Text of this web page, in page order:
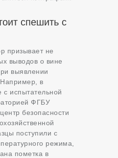
спешить с
призывает не
выводов о вине
выявлении
Например, в
с испытательной
ФГБУ
безопасности
поступили с
режима,
пометка в